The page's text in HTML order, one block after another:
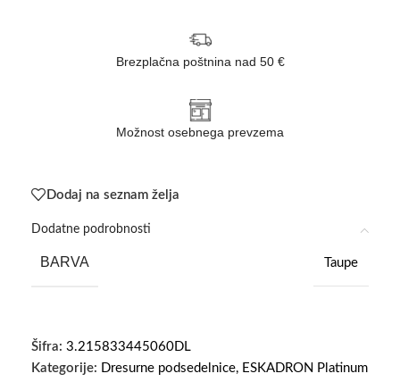
Brezplačna poštnina nad 50 €
Možnost osebnega prevzema
Dodaj na seznam želja
Dodatne podrobnosti
BARVA Taupe
Šifra: 3.215833445060DL
Kategorije: Dresurne podsedelnice, ESKADRON Platinum